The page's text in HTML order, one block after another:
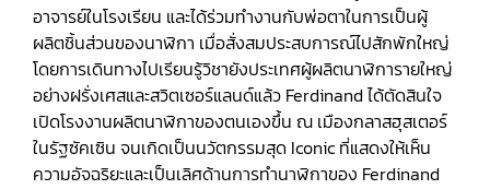
อาจารย์ในโรงเรียน และได้ร่วมทำงานกับพ่อตาในการเป็นผู้
ผลิตชิ้นส่วนของนาฬิกา เมื่อสั่งสมประสบการณ์ไปสักพักใหญ่
โดยการเดินทางไปเรียนรู้วิชายังประเทศผู้ผลิตนาฬิการายใหญ่
อย่างฝรั่งเศสและสวิตเซอร์แลนด์แล้ว Ferdinand ได้ตัดสินใจ
เปิดโรงงานผลิตนาฬิกาของตนเองขึ้น ณ เมืองกลาสฮุสเตอร์
ในรัฐซัคเซิน จนเกิดเป็นนวัตกรรมสุด Iconic ที่แสดงให้เห็น
ความอัจฉริยะและเป็นเลิศด้านการทำนาฬิกาของ Ferdinand